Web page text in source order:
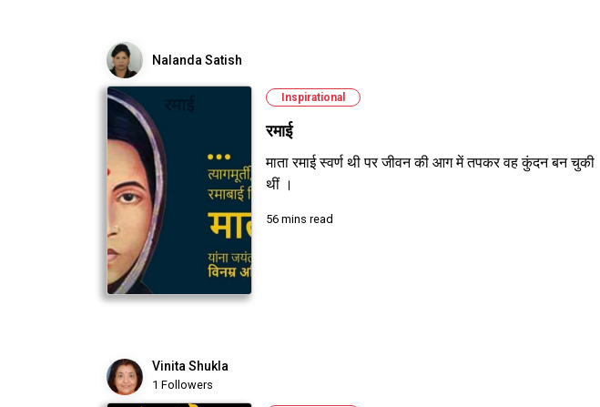
Nalanda Satish
Inspirational
रमाई
माता रमाई स्वर्ण थी पर जीवन की आग में तपकर वह कुंदन बन चुकी
थीं ।
56 mins read
Vinita Shukla
1 Followers